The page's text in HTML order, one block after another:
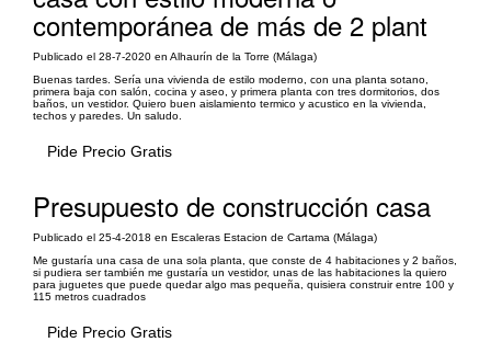
contemporánea de más de 2 plant
Publicado el 28-7-2020 en Alhaurín de la Torre (Málaga)
Buenas tardes. Sería una vivienda de estilo moderno, con una planta sotano,
primera baja con salón, cocina y aseo, y primera planta con tres dormitorios, dos
baños, un vestidor. Quiero buen aislamiento termico y acustico en la vivienda,
techos y paredes. Un saludo.
Pide Precio Gratis
Presupuesto de construcción casa
Publicado el 25-4-2018 en Escaleras Estacion de Cartama (Málaga)
Me gustaría una casa de una sola planta, que conste de 4 habitaciones y 2 baños,
si pudiera ser también me gustaría un vestidor, unas de las habitaciones la quiero
para juguetes que puede quedar algo mas pequeña, quisiera construir entre 100 y
115 metros cuadrados
Pide Precio Gratis